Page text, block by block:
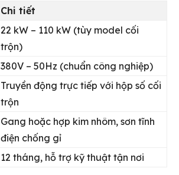
Chi tiết
22 kW – 110 kW (tùy model cối
trộn)
380V – 50Hz (chuẩn công nghiệp)
Truyền động trực tiếp với hộp số cối
trộn
Gang hoặc hợp kim nhôm, sơn tĩnh
điện chống gỉ
12 tháng, hỗ trợ kỹ thuật tận nơi